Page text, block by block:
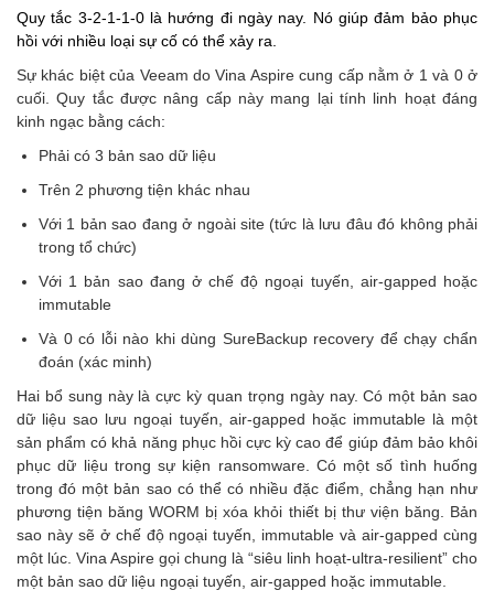
Quy tắc 3-2-1-1-0 là hướng đi ngày nay. Nó giúp đảm bảo phục
hồi với nhiều loại sự cố có thể xảy ra.
Sự khác biệt của Veeam do Vina Aspire cung cấp nằm ở 1 và 0 ở
cuối. Quy tắc được nâng cấp này mang lại tính linh hoạt đáng
kinh ngạc bằng cách:
Phải có 3 bản sao dữ liệu
Trên 2 phương tiện khác nhau
Với 1 bản sao đang ở ngoài site (tức là lưu đâu đó không phải
trong tổ chức)
Với 1 bản sao đang ở chế độ ngoại tuyến, air-gapped hoặc
immutable
Và 0 có lỗi nào khi dùng SureBackup recovery để chạy chẩn
đoán (xác minh)
Hai bổ sung này là cực kỳ quan trọng ngày nay. Có một bản sao
dữ liệu sao lưu ngoại tuyến, air-gapped hoặc immutable là một
sản phẩm có khả năng phục hồi cực kỳ cao để giúp đảm bảo khôi
phục dữ liệu trong sự kiện ransomware. Có một số tình huống
trong đó một bản sao có thể có nhiều đặc điểm, chẳng hạn như
phương tiện băng WORM bị xóa khỏi thiết bị thư viện băng. Bản
sao này sẽ ở chế độ ngoại tuyến, immutable và air-gapped cùng
một lúc. Vina Aspire gọi chung là “siêu linh hoạt-ultra-resilient” cho
một bản sao dữ liệu ngoại tuyến, air-gapped hoặc immutable.